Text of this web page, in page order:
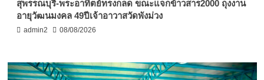
สุพรรณบุรี-พระอาทิตย์ทรงกลด ขณะแจกข้าวสาร2000 ถุงงาน
อายุวัฒนมงคล 49ปีเจ้าอาวาสวัดพังม่วง
admin2 08/08/2026